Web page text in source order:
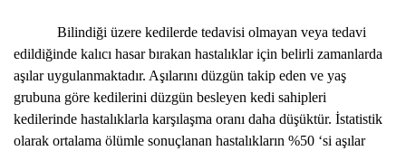
Bilindiği üzere kedilerde tedavisi olmayan veya tedavi
edildiğinde kalıcı hasar bırakan hastalıklar için belirli zamanlarda
aşılar uygulanmaktadır. Aşılarını düzgün takip eden ve yaş
grubuna göre kedilerini düzgün besleyen kedi sahipleri
kedilerinde hastalıklarla karşılaşma oranı daha düşüktür. İstatistik
olarak ortalama ölümle sonuçlanan hastalıkların %50 ‘si aşılar